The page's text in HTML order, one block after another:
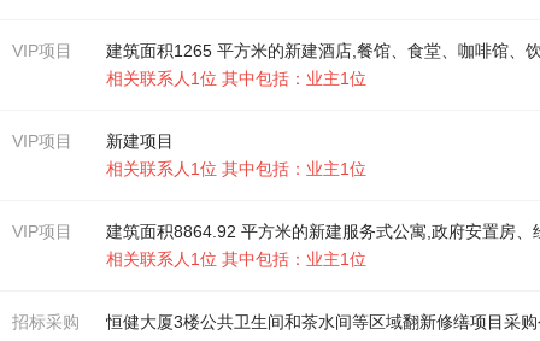
VIP项目
建筑面积1265 平方米的新建酒店,餐馆、食堂、咖啡馆、
相关联系人1位 其中包括：业主1位
VIP项目
新建项目
相关联系人1位 其中包括：业主1位
VIP项目
相关联系人1位 其中包括：业主1位
招标采购 恒健大厦3楼公共卫生间和茶水间等区域翻新修缮项目采